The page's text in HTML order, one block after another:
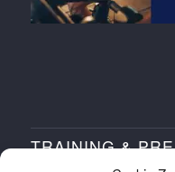
TRAINING &